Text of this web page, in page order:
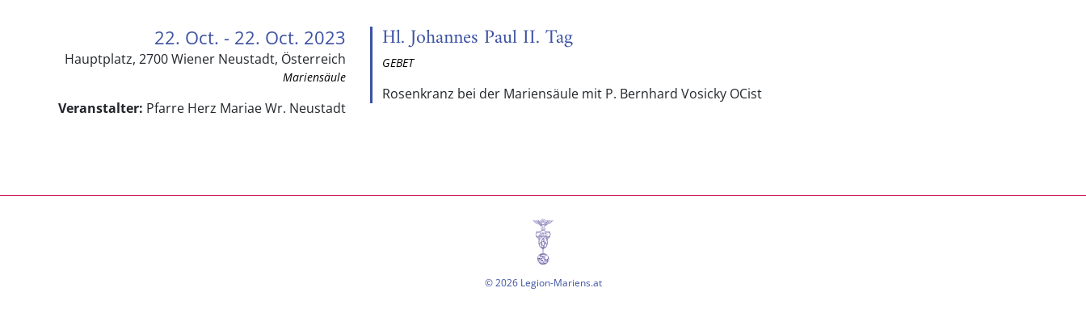
22. Oct. - 22. Oct. 2023
Hauptplatz, 2700 Wiener Neustadt, Österreich
Mariensäule
Veranstalter: Pfarre Herz Mariae Wr. Neustadt
Hl. Johannes Paul II. Tag
GEBET
Rosenkranz bei der Mariensäule mit P. Bernhard Vosicky OCist
© 2026 Legion-Mariens.at